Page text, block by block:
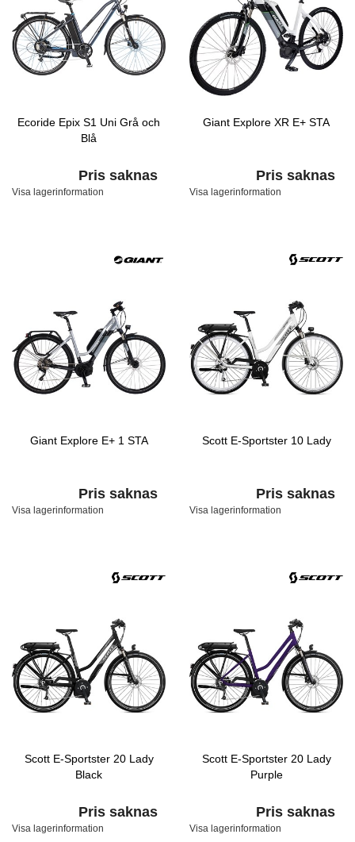
Ecoride Epix S1 Uni Grå och
Blå
Pris saknas
Visa lagerinformation
Giant Explore XR E+ STA
Pris saknas
Visa lagerinformation
Giant Explore E+ 1 STA
Pris saknas
Visa lagerinformation
Scott E-Sportster 10 Lady
Pris saknas
Visa lagerinformation
Scott E-Sportster 20 Lady
Black
Pris saknas
Visa lagerinformation
Scott E-Sportster 20 Lady
Purple
Pris saknas
Visa lagerinformation